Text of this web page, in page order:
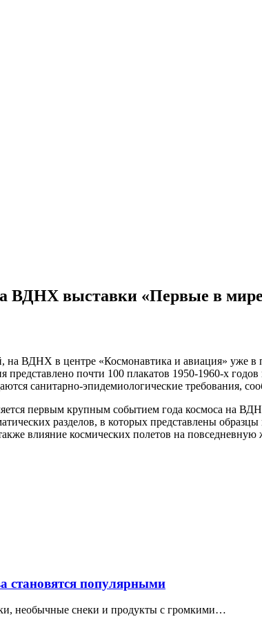
ВДНХ выставки «Первые в
на ВДНХ в центре «Космонавтика и авиация» уже в
почти 100 плакатов 1950-1960-х
санитарно-эпидемиологические требования,
первым крупным событием года космоса на
разделов, в которых представлены
влияние космических полетов на повседневную
становятся популярными
необычные снеки и продукты с громкими…